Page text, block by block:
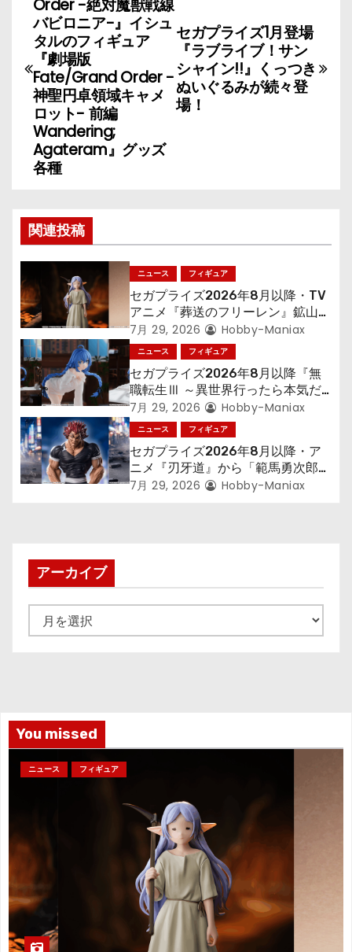
稿
ナ
ビ
ゲ
ー
シ
ン
セガプライズ1月登場
『ラブライブ！サン
シャイン!!』くっつき
ぬいぐるみが続々登
場！
Order -絶対魔獣戦線
バビロニア-』イシュ
タルのフィギュア
『劇場版
Fate/Grand Order -
神聖円卓領域キャメ
ロット- 前編
Wandering;
Agateram』グッズ
各種
関連投稿
ニュース フィギュア
セガプライズ2026年8月以降・TV
アニメ『葬送のフリーレン』鉱山で
300年働くことになっっちゃった
「フリーレン」を立体化！
7月 29, 2026 Hobby-Maniax
ニュース フィギュア
セガプライズ2026年8月以降『無
職転生Ⅲ ～異世界行ったら本気だ
す～』から「ロキシー」のフィギュ
アが登場！
7月 29, 2026 Hobby-Maniax
ニュース フィギュア
セガプライズ2026年8月以降・ア
ニメ『刃牙道』から「範馬勇次郎」
が登場ッッ!!
7月 29, 2026 Hobby-Maniax
アーカイブ
ー
You missed
ニュース フィギュア